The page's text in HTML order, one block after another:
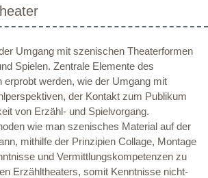
Umgang mit szenischen Theaterformen
Spielen. Zentrale Elemente des
erprobt werden, wie der Umgang mit
der Kontakt zum Publikum
von Erzähl- und Spielvorgang.
wie man szenisches Material auf der
mithilfe der Prinzipien Collage, Montage
und Vermittlungskompetenzen zu
Erzähltheaters, somit Kenntnisse nicht-